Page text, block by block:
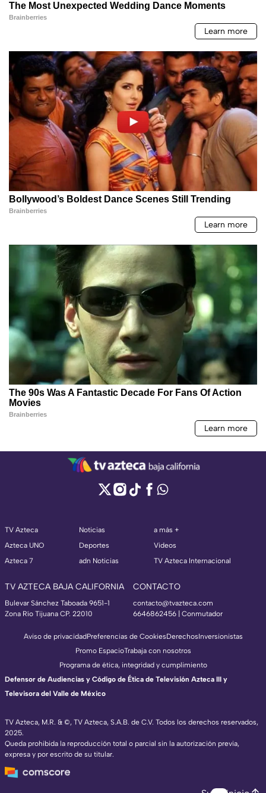
TV Azteca
Azteca UNO
Azteca 7
Noticias
Deportes
adn Noticias
a más +
Videos
TV Azteca Internacional
TV AZTECA BAJA CALIFORNIA
Bulevar Sánchez Taboada 9651-1
Zona Río Tijuana CP. 22010
CONTACTO
contacto@tvazteca.com
6646862456 | Conmutador
TV Azteca, M.R. & ©, TV Azteca, S.A.B. de C.V. Todos los derechos reservados,
2025.
Queda prohibida la reproducción total o parcial sin la autorización previa,
expresa y por escrito de su titular.
Aviso de privacidadPreferencias de CookiesDerechosInversionistas
Promo EspacioTrabaja con nosotros
Programa de ética, integridad y cumplimiento
Defensor de Audiencias y Código de Ética de Televisión Azteca III y
Televisora del Valle de México